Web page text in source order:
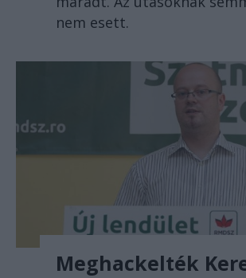
nem esett.
Meghackelték